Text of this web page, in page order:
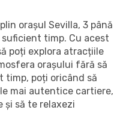
orașul Sevilla, 3 până
timp. Cu acest
poți explora atracțiile
orașului fără să
timp, poți oricând să
mai autentice cartiere,
și să te relaxezi